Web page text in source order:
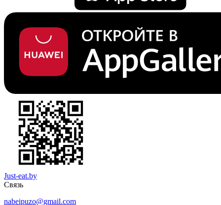
Just-eat.by
Связь
nabeipuzo@gmail.com